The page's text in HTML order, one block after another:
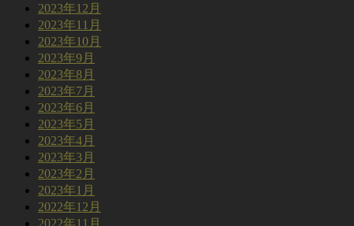
2023年12月
2023年11月
2023年10月
2023年9月
2023年8月
2023年7月
2023年6月
2023年5月
2023年4月
2023年3月
2023年2月
2023年1月
2022年12月